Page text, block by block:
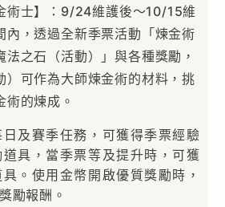
術士】：9/24維護後～10/15維
內，透過全新季票活動「煉金術
法之石（活動）」與各種獎勵，
）可作為大師煉金術的材料，挑
術的煉成。
及賽季任務，可獲得季票經驗
具，當季票等及提升時，可獲
。使用金幣開啟優質獎勵時，
勵報酬。